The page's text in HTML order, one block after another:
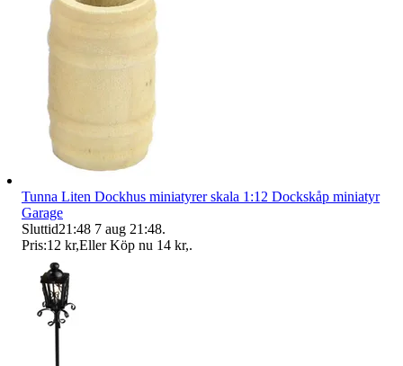
Tunna Liten Dockhus miniatyrer skala 1:12 Dockskåp miniatyr
Garage
Sluttid21:48 7 aug 21:48.
Pris:12 kr,Eller Köp nu 14 kr,.